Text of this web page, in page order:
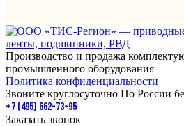
Производство и продажа
промышленного оборудования
Политика конфиденциальности
Звоните круглосуточно По России
+7 (495) 662-73-95
Заказать звонок